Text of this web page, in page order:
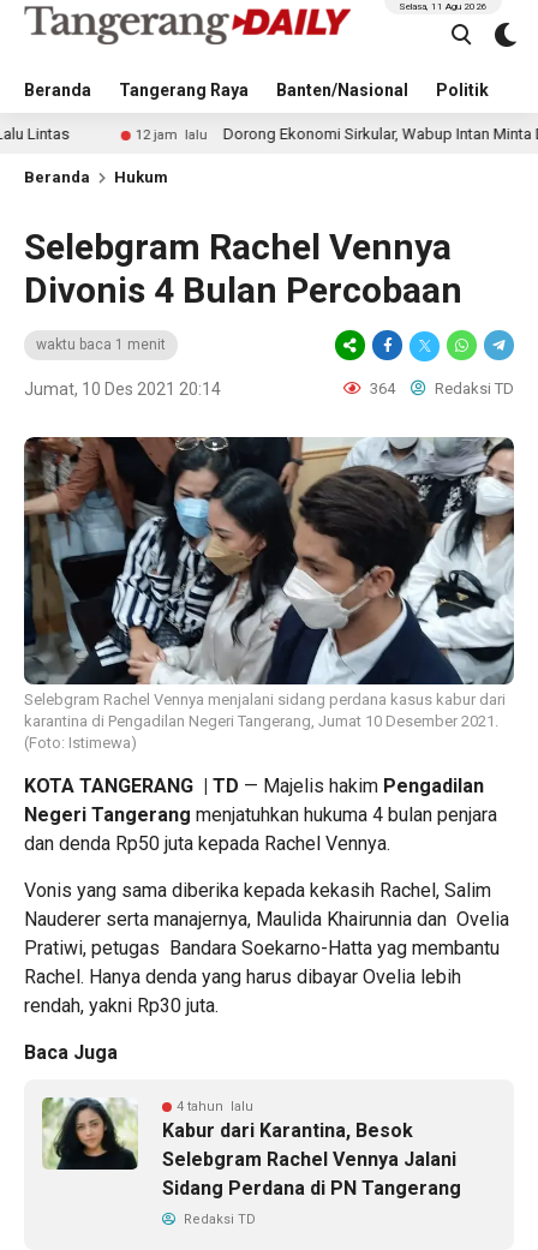
Beranda Tangerang Raya Banten/Nasional Politik
Selasa, 11 Agu 2026
12 jam lalu Dorong Ekonomi Sirkular, Wabup Intan Minta Dunia
Beranda Hukum
Selebgram Rachel Vennya
Divonis 4 Bulan Percobaan
waktu baca 1 menit
Jumat, 10 Des 2021 20:14 364 Redaksi TD
Selebgram Rachel Vennya menjalani sidang perdana kasus kabur dari
karantina di Pengadilan Negeri Tangerang, Jumat 10 Desember 2021.
(Foto: Istimewa)
KOTA TANGERANG | TD — Majelis hakim Pengadilan
Negeri Tangerang menjatuhkan hukuma 4 bulan penjara
dan denda Rp50 juta kepada Rachel Vennya.
Vonis yang sama diberika kepada kekasih Rachel, Salim
Nauderer serta manajernya, Maulida Khairunnia dan Ovelia
Pratiwi, petugas Bandara Soekarno-Hatta yag membantu
Rachel. Hanya denda yang harus dibayar Ovelia lebih
rendah, yakni Rp30 juta.
Baca Juga
4 tahun lalu
Kabur dari Karantina, Besok
Selebgram Rachel Vennya Jalani
Sidang Perdana di PN Tangerang
Redaksi TD